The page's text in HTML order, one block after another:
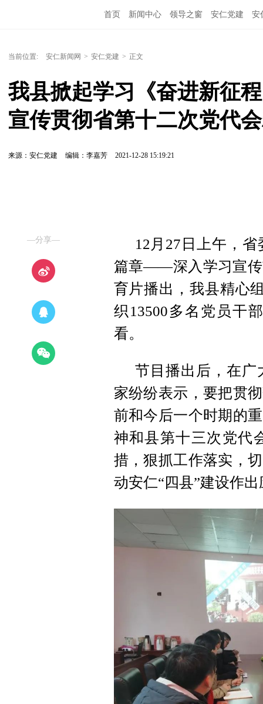
首页 新闻中心 领导之窗 安仁党建 安
当前位置: 安仁新闻网 > 安仁党建 > 正文
我县掀起学习《奋进新征
宣传贯彻省第十二次党代
来源：安仁党建 编辑：李嘉芳 2021-12-28 15:19:21
—分享—
12月27日上午，
篇章——深入学习宣传
育片播出，我县精心
织13500多名党员干
看。
节目播出后，在广
家纷纷表示，要把贯
前和今后一个时期的
神和县第十三次党代
措，狠抓工作落实，
动安仁“四县”建设作